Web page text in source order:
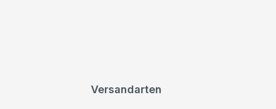
Versandarten